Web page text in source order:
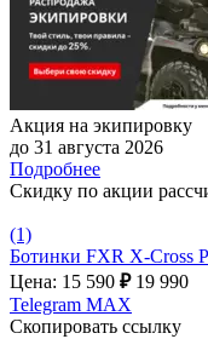
Акция на экипировку
до 31 августа 2026
Подробнее
Скидку по акции
(1)
Ботинки FXR X-Cross
Цена: 15 590 ₽ 19 990
Telegram MAX
Скопировать ссылку